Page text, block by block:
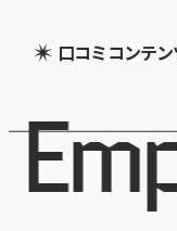
口コミコンテ
mpl